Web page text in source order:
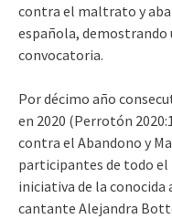
contra el maltrato y
española, demostrando
convocatoria.
Por décimo año
en 2020 (Perrotón
contra el Abandono y
participantes de todo el
iniciativa de la conocida
cantante Alejandra